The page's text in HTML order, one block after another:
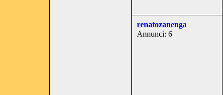
renatozanenga
Annunci: 6